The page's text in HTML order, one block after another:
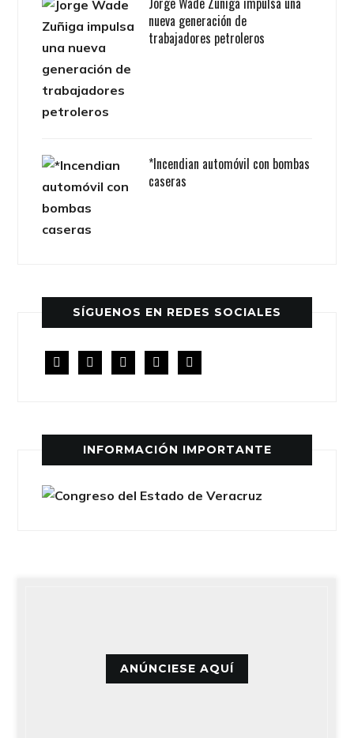
nueva generación de
trabajadores petroleros
*Incendian automóvil con bombas
caseras
SÍGUENOS EN REDES SOCIALES
facebooktwitterinstagramyoutube
rss
INFORMACIÓN IMPORTANTE
ANÚNCIESE AQUÍ